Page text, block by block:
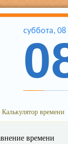
суббота, 08
Калькулятор времени
времени